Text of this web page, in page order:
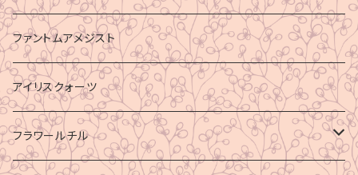
ファントムアメジスト
アイリスクォーツ
フラワールチル